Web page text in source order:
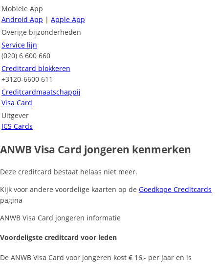
Mobiele App
Android App | Apple App
Overige bijzonderheden
Service lijn
(020) 6 600 660
Creditcard blokkeren
+3120-6600 611
Creditcardmaatschappij
Visa Card
Uitgever
ICS Cards
ANWB Visa Card jongeren kenmerken
Deze creditcard bestaat helaas niet meer.
Kijk voor andere voordelige kaarten op de Goedkope Creditcards
pagina
ANWB Visa Card jongeren informatie
Voordeligste creditcard voor leden
De ANWB Visa Card voor jongeren kost € 16,- per jaar en is